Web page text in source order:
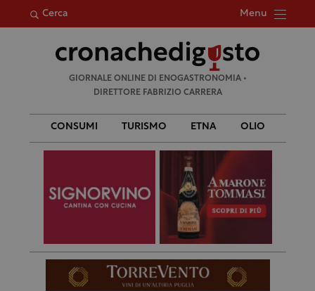
Cerca Menu
per:
GIORNALE ONLINE DI ENOGASTRONOMIA •
DIRETTORE FABRIZIO CARRERA
CONSUMI TURISMO ETNA OLIO